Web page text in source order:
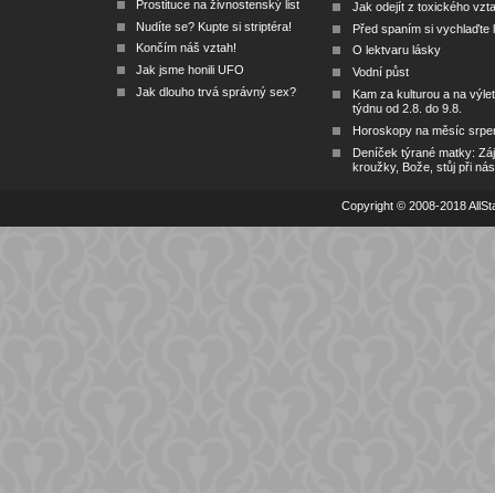
Prostituce na živnostenský list
Nudíte se? Kupte si striptéra!
Končím náš vztah!
Jak jsme honili UFO
Jak dlouho trvá správný sex?
Jak odejít z toxického
Před spaním si vychlaďte
O lektvaru lásky
Vodní půst
Kam za kulturou a na
týdnu od 2.8. do 9.8.
Horoskopy na měsíc
Deníček týrané matky:
kroužky, Bože, stůj při nás
Copyright © 2008-2018